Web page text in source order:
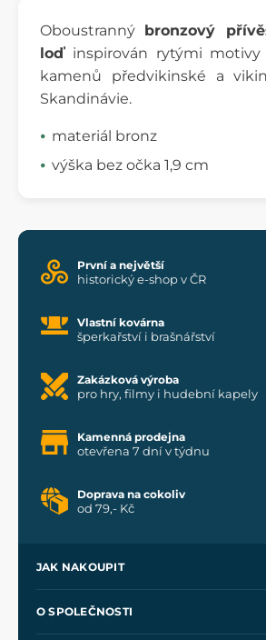
Oboustranný bronzový
loď inspirován rytými motivy
kamenů předvikinské a
Skandinávie.
materiál bronz
výška bez očka 1,9 cm
První a největší
historický e-shop v ČR
Vlastní kovárna
šperkařství i brašnářství
Zakázková výroba
pro hry, filmy i hudební kapely
Kamenná prodejna
otevřena 7 dní v týdnu
Doprava na cokoliv
od 79,- Kč
JAK NAKOUPIT
O SPOLEČNOSTI